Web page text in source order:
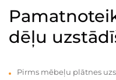
dēļu
Pirms mēbeļu plātnes